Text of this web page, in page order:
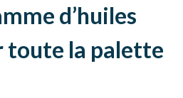
d’huiles
toute la palette